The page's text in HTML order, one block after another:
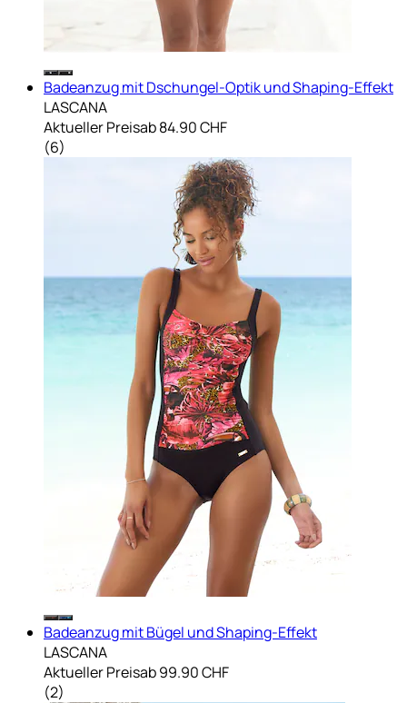
Badeanzug mit Dschungel-Optik und Shaping-Effekt
LASCANA
Aktueller Preisab84.90 CHF
(6)
Badeanzug mit Bügel und Shaping-Effekt
LASCANA
Aktueller Preisab99.90 CHF
(2)